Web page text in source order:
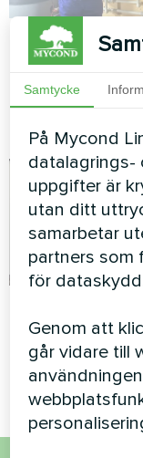
Privat
HEVI MHS-U09HH
Splitvärmepump
Basic-serien
Samtycke
På Mycond
datalagrings-
uppgifter är
utan ditt
samarbetar
partners som
för
Genom att
går vidare till